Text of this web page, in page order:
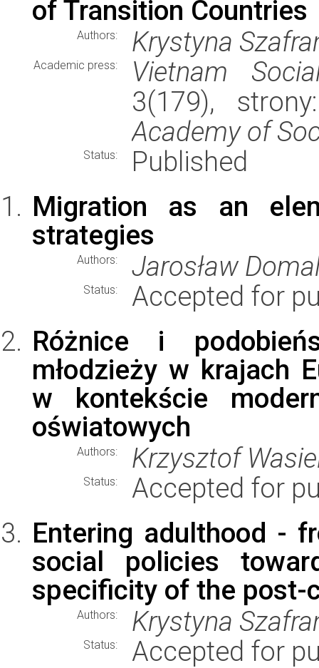
of Transition Countries
Authors: Krystyna
Academic press:
Vietnam
3(179),
Academy of
Status:
Published
Migration as an
strategies
Authors: Jarosław
Status:
Accepted for
Różnice i
młodzieży w krajach
w kontekście
oświatowych
Authors: Krzysztof
Status:
Accepted for
Entering adulthood -
social policies
specificity of the post-
Authors: Krystyna
Status: Accepted for